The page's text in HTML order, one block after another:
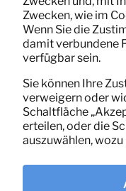
Zwecken, wie im
Wenn Sie die
damit verbundene
verfügbar sein.
Sie können Ihre
verweigern oder
Schaltfläche
erteilen, oder die
auszuwählen,